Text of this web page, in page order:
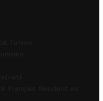
Tunisie
Français Résident en